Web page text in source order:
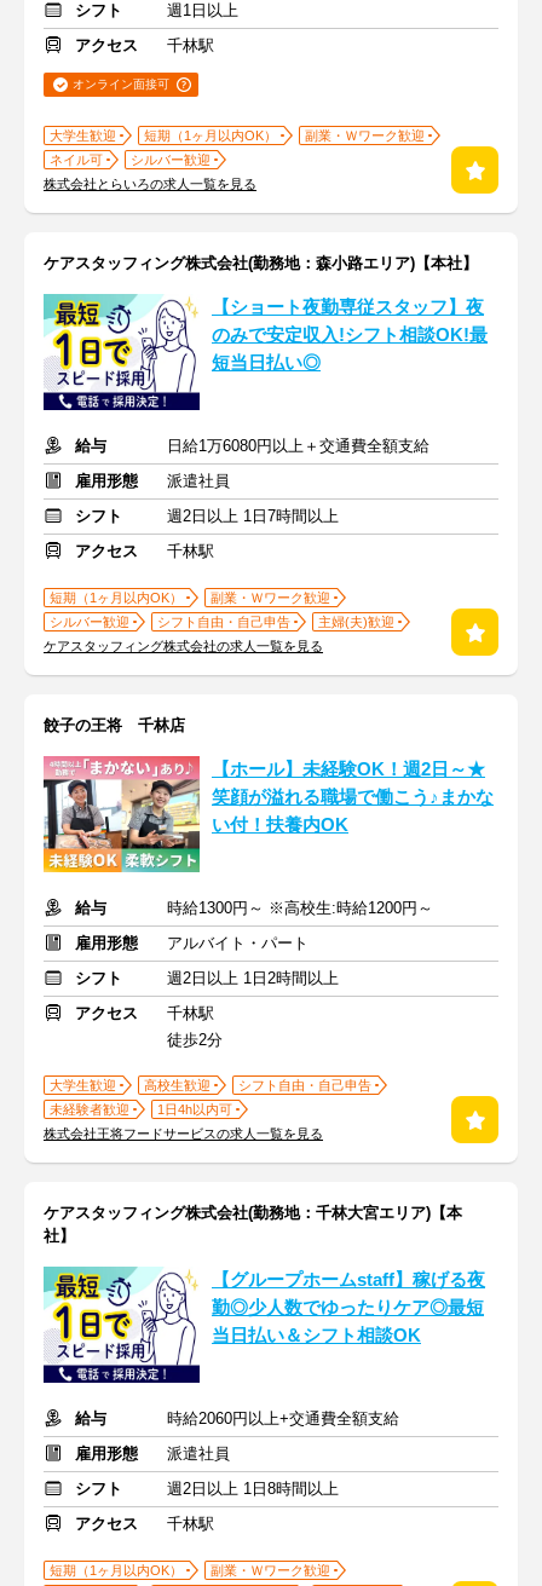
シフト
週1日以上
アクセス
千林駅
オンライン面接可
大学生歓迎 短期（1ヶ月以内OK）
副業・Ｗワーク歓迎
ネイル可
シルバー歓迎
株式会社とらいろの求人一覧を見る
ケアスタッフィング株式会社(勤務地：森小路エリア)【本社】
【ショート夜勤専従スタッフ】夜
のみで安定収入!シフト相談OK!最
短当日払い◎
給与
日給1万6080円以上＋交通費全額支給
雇用形態
派遣社員
シフト
週2日以上 1日7時間以上
アクセス
千林駅
短期（1ヶ月以内OK）
副業・Ｗワーク歓迎
シルバー歓迎
シフト自由・自己申告
主婦(夫)歓迎
ケアスタッフィング株式会社の求人一覧を見る
餃子の王将 千林店
【ホール】未経験OK！週2日～★
笑顔が溢れる職場で働こう♪まかな
い付！扶養内OK
給与
時給1300円～ ※高校生:時給1200円～
雇用形態
アルバイト・パート
シフト
週2日以上 1日2時間以上
アクセス
千林駅
徒歩2分
大学生歓迎 高校生歓迎
シフト自由・自己申告
未経験者歓迎
1日4h以内可
株式会社王将フードサービスの求人一覧を見る
ケアスタッフィング株式会社(勤務地：千林大宮エリア)【本
社】
【グループホームstaff】稼げる夜
勤◎少人数でゆったりケア◎最短
当日払い＆シフト相談OK
給与
時給2060円以上+交通費全額支給
雇用形態
派遣社員
シフト
週2日以上 1日8時間以上
アクセス
千林駅
短期（1ヶ月以内OK） 副業・Ｗワーク歓迎